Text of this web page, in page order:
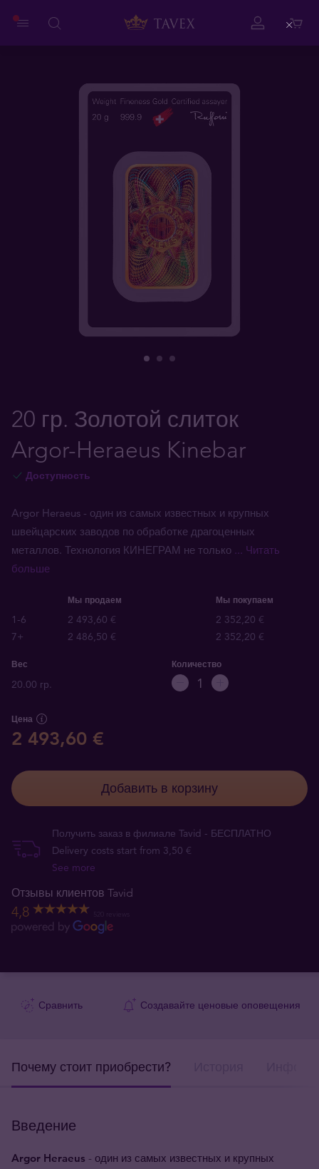
20 гр. Золотой слиток
Argor-Heraeus Kinebar
Доступность
Argor Heraeus - один из самых известных и крупных
швейцарских заводов по обработке драгоценных
металлов. Технология КИНЕГРАМ не только ... Читать
больше
Мы продаем Мы покупаем
1-6 2 493,60 €
2 352,20 €
7+
2 486,50 € 2 352,20 €
Вес
20.00 гр.
Количество
Цена
2 493,60 €
Добавить в корзину
Получить заказ в филиале Tavid - БЕСПЛАТНО
Delivery costs start from 3,50 €
See more
Отзывы клиентов Tavid
4,8
Сравнить Создавайте ценовые оповещения
Почему стоит приобрести?
Введение
Argor Heraeus - один из самых известных и крупных
Close